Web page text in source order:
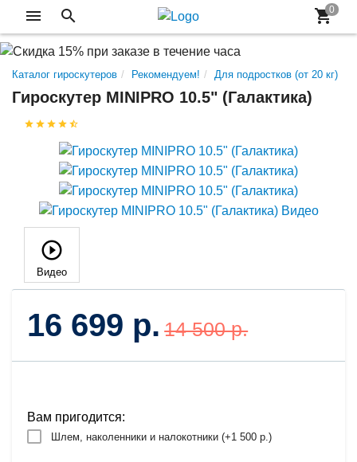
Каталог гироскутеров Рекомендуем! Для подростков (от 20 кг)
Гироскутер MINIPRO 10.5" (Галактика)
Видео
16 699 р. 14 500 р.
Вам пригодится:
Шлем, наколенники и налокотники (+1 500 р.)